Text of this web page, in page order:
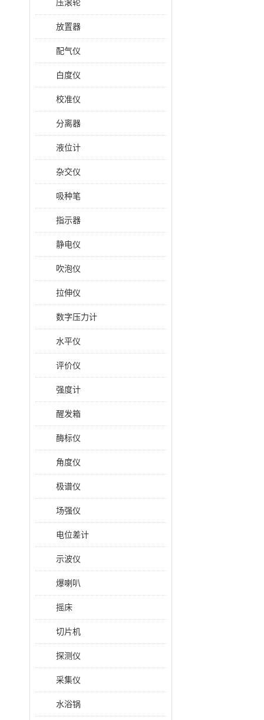
压滚轮
放置器
配气仪
白度仪
校准仪
分离器
液位计
杂交仪
吸种笔
指示器
静电仪
吹泡仪
拉伸仪
数字压力计
水平仪
评价仪
强度计
醒发箱
酶标仪
角度仪
极谱仪
场强仪
电位差计
示波仪
爆喇叭
摇床
切片机
探测仪
采集仪
水浴锅